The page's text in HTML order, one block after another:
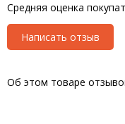
Средняя оценка
Написать отзыв
Об этом товаре